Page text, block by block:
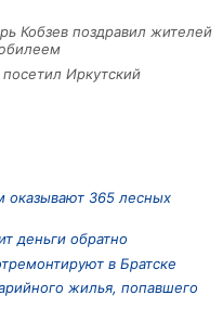
Кобзев поздравил жителей
Иркутский
оказывают 365 лесных
деньги обратно
в Братске
жилья, попавшего